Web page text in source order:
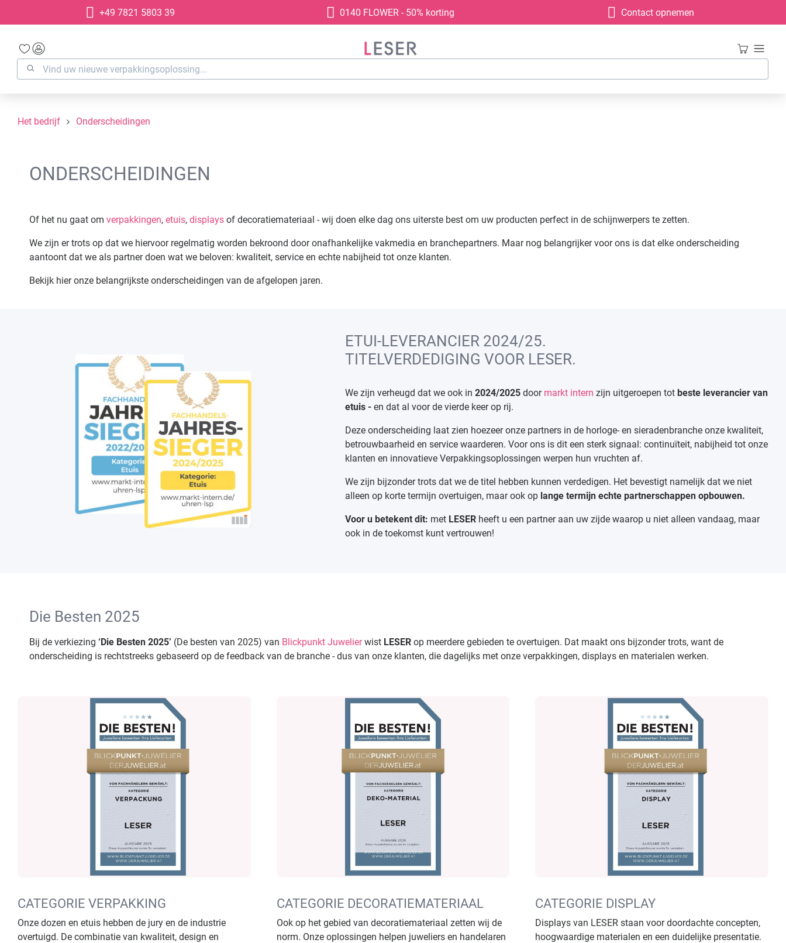
Ga naar de hoofdnavigatie
+49 7821 5803 39 0140 FLOWER - 50% korting Contact opnemen
Het bedrijf Onderscheidingen
ONDERSCHEIDINGEN
Of het nu gaat om verpakkingen, etuis, displays of decoratiemateriaal - wij doen elke dag ons uiterste best om uw producten perfect in de schijnwerpers te zetten.
We zijn er trots op dat we hiervoor regelmatig worden bekroond door onafhankelijke vakmedia en branchepartners. Maar nog belangrijker voor ons is dat elke onderscheiding
aantoont dat we als partner doen wat we beloven: kwaliteit, service en echte nabijheid tot onze klanten.
Bekijk hier onze belangrijkste onderscheidingen van de afgelopen jaren.
ETUI-LEVERANCIER 2024/25.
TITELVERDEDIGING VOOR LESER.
We zijn verheugd dat we ook in 2024/2025 door markt intern zijn uitgeroepen tot beste leverancier van
etuis - en dat al voor de vierde keer op rij.
Deze onderscheiding laat zien hoezeer onze partners in de horloge- en sieradenbranche onze kwaliteit,
betrouwbaarheid en service waarderen. Voor ons is dit een sterk signaal: continuïteit, nabijheid tot onze
klanten en innovatieve Verpakkingsoplossingen werpen hun vruchten af.
We zijn bijzonder trots dat we de titel hebben kunnen verdedigen. Het bevestigt namelijk dat we niet
alleen op korte termijn overtuigen, maar ook op lange termijn echte partnerschappen opbouwen.
Voor u betekent dit: met LESER heeft u een partner aan uw zijde waarop u niet alleen vandaag, maar
ook in de toekomst kunt vertrouwen!
Die Besten 2025
Bij de verkiezing ‘Die Besten 2025’ (De besten van 2025) van Blickpunkt Juwelierwist LESER op meerdere gebieden te overtuigen. Dat maakt ons bijzonder trots, want de
onderscheiding is rechtstreeks gebaseerd op de feedback van de branche - dus van onze klanten, die dagelijks met onze verpakkingen, displays en materialen werken.
CATEGORIE VERPAKKING
Onze dozen en etuis hebben de jury en de industrie
overtuigd. De combinatie van kwaliteit, design en
CATEGORIE DECORATIEMATERIAAL
Ook op het gebied van decoratiemateriaal zetten wij de
norm. Onze oplossingen helpen juweliers en handelaren
CATEGORIE DISPLAY
Displays van LESER staan voor doordachte concepten,
hoogwaardige materialen en een duidelijke presentatie.